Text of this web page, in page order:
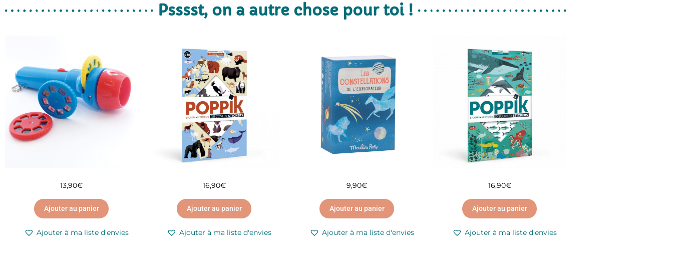
Psssst, on a autre chose pour toi !
13,90€
Ajouter au panier
Ajouter à ma liste d'envies
16,90€
Ajouter au panier
Ajouter à ma liste d'envies
9,90€
Ajouter au panier
Ajouter à ma liste d'envies
16,90€
Ajouter au panier
Ajouter à ma liste d'envies